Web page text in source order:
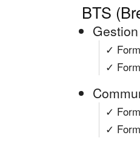
BTS
✓
✓
✓
✓